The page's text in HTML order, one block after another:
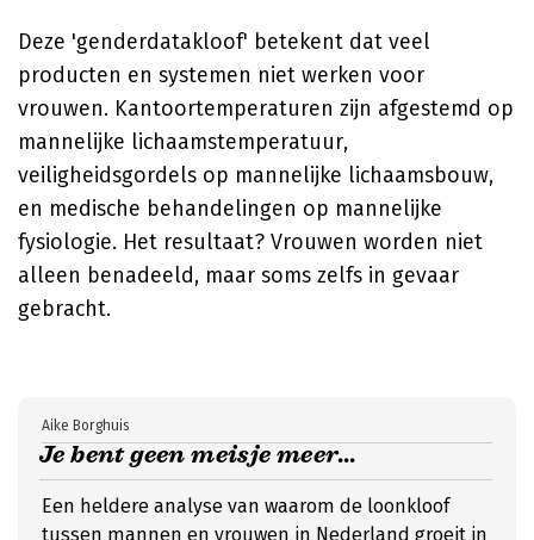
Deze 'genderdatakloof' betekent dat veel
producten en systemen niet werken voor
vrouwen. Kantoortemperaturen zijn afgestemd op
mannelijke lichaamstemperatuur,
veiligheidsgordels op mannelijke lichaamsbouw,
en medische behandelingen op mannelijke
fysiologie. Het resultaat? Vrouwen worden niet
alleen benadeeld, maar soms zelfs in gevaar
gebracht.
Je bent geen meisje meer...
Aike Borghuis
Een heldere analyse van waarom de loonkloof
tussen mannen en vrouwen in Nederland groeit in